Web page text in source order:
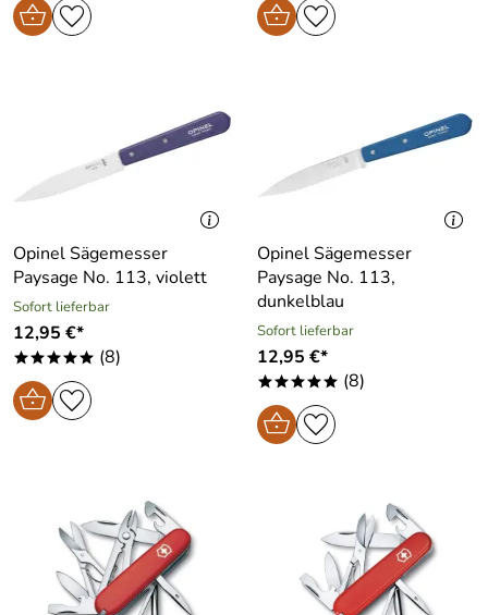
Opinel Sägemesser
Paysage No. 113, violett
Sofort lieferbar
12,95 €*
***** (8)
Opinel Sägemesser
Paysage No. 113,
dunkelblau
Sofort lieferbar
12,95 €*
***** (8)